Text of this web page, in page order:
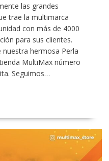
las grandes
trae la multimarca
con más de 4000
para sus clientes.
nuestra hermosa Perla
MultiMax número
Seguimos…